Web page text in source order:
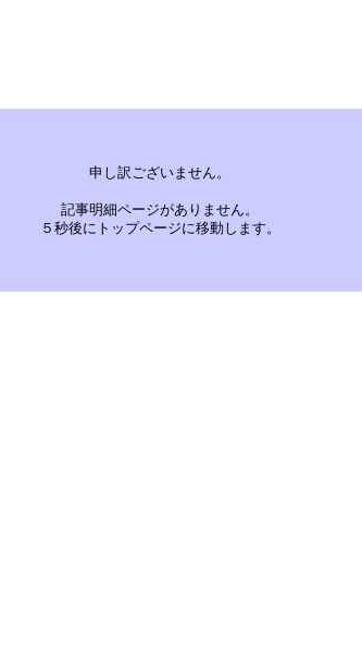
申し訳ございません。
記事明細ページがありません。
５秒後にトップページに移動します。